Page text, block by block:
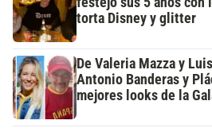
torta Disney y glitter
De Valeria Mazza y
Antonio Banderas y
mejores looks de la